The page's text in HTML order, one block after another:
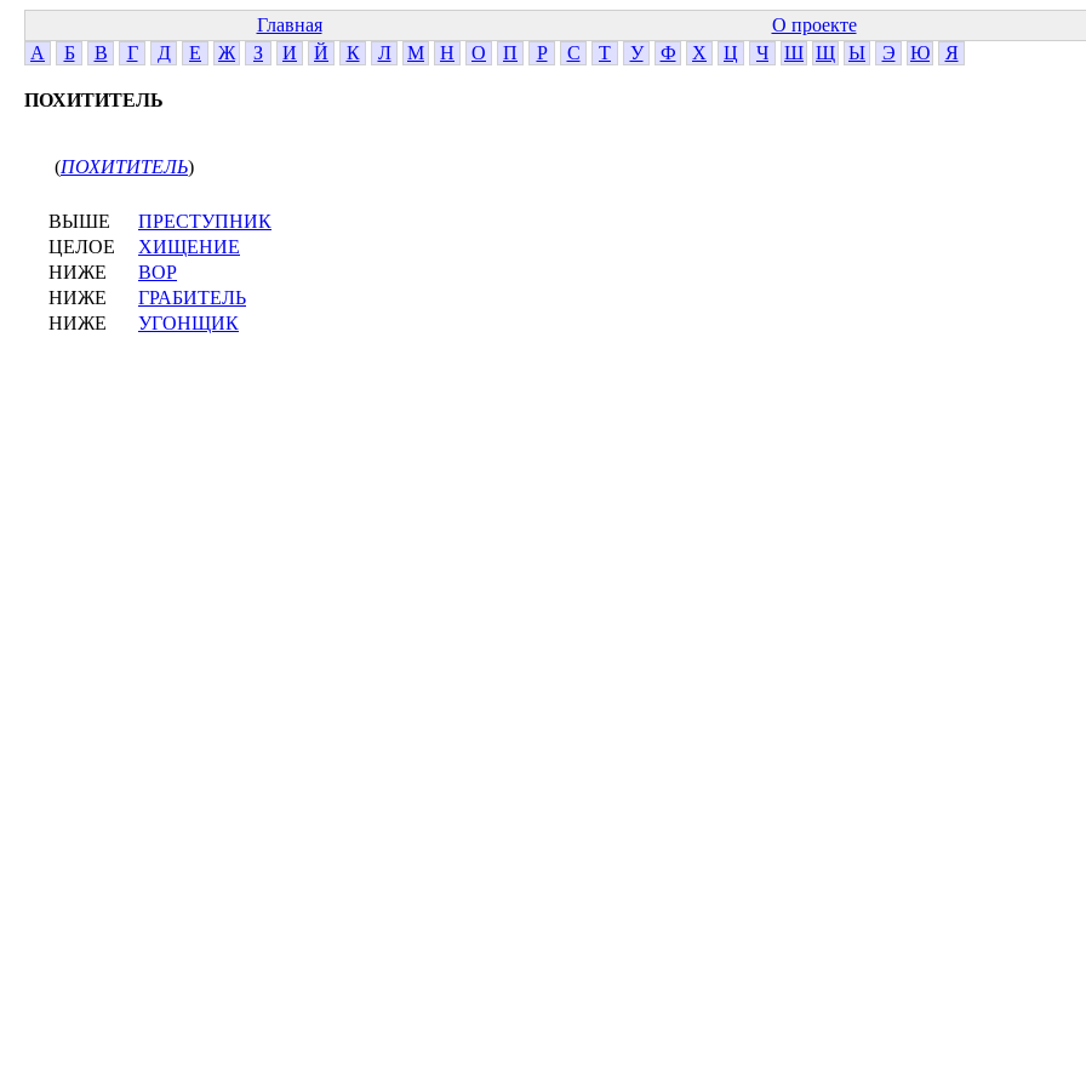
Главная О проекте
А
Б В Г Д Е Ж З И Й К Л М Н О П Р С Т У Ф Х Ц Ч Ш Щ Ы Э Ю Я
ПОХИТИТЕЛЬ
(ПОХИТИТЕЛЬ)
ВЫШЕ
ПРЕСТУПНИК
ЦЕЛОЕ
ХИЩЕНИЕ
НИЖЕ
ВОР
НИЖЕ
ГРАБИТЕЛЬ
НИЖЕ
УГОНЩИК